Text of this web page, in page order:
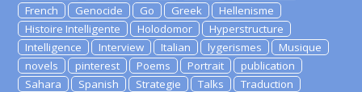
French
Genocide Go Greek
Hellenisme
Histoire Intelligente
Holodomor
Hyperstructure
Intelligence
Interview Italian lygerismes
Musique
novels
pinterest Poems Portrait
publication
Sahara
Spanish Strategie Talks
Traduction